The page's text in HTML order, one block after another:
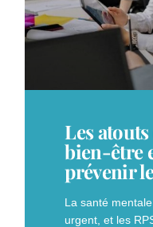
Les
bien-être
prévenir
La santé
urgent, et les